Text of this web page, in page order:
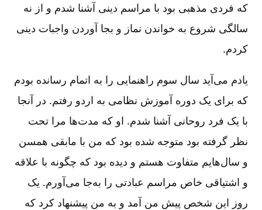
که فردی مذهبی بود با مراسم دینی آشنا شدم و از نه
سالگی شروع به خواندن نماز و بجا آوردن واجبات دینی
کردم.
یادم می‌آید سال سوم راهنمایی را به اتمام رسانده بودم
که برای یک دوره آموزش نظامی به اردو رفتم. در آنجا
با یک فرد روحانی آشنا شدم. او که مدت‌ها مرا تحت
نظر گرفته بود متوجه شده بود که من با مابقی همسن
و سال‌هایم متفاوت هستم و ‌دیده بود که چگونه با علاقه
و اشتیاقی خاص مراسم عبادتی را به‌جا می‌آورم. یک
روز این شخص پیش من آمد و به من پیشنهاد کرد که